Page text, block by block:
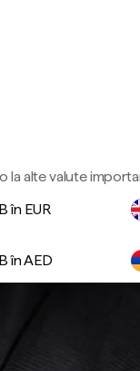
la alte valute
în EUR
în AED